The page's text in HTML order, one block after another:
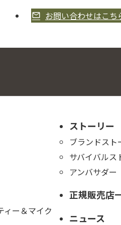
お問い合わせはこち
ィー＆マイク
ストーリー
ブランドスト
サバイバルス
アンバサダー
正規販売店
ニュース